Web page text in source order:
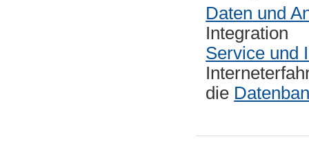
Daten und
Integration
Service und
die